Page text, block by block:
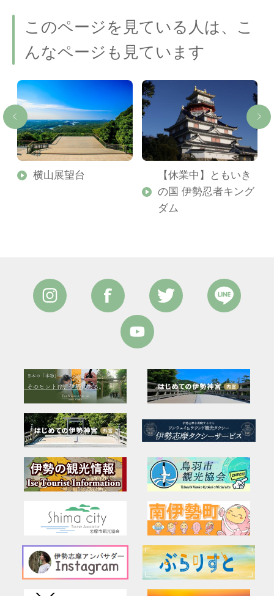
このページを見ている人は、こ
んなページも見ています
横山展望台
【休業中】ともいき
の国 伊勢忍者キング
ダム